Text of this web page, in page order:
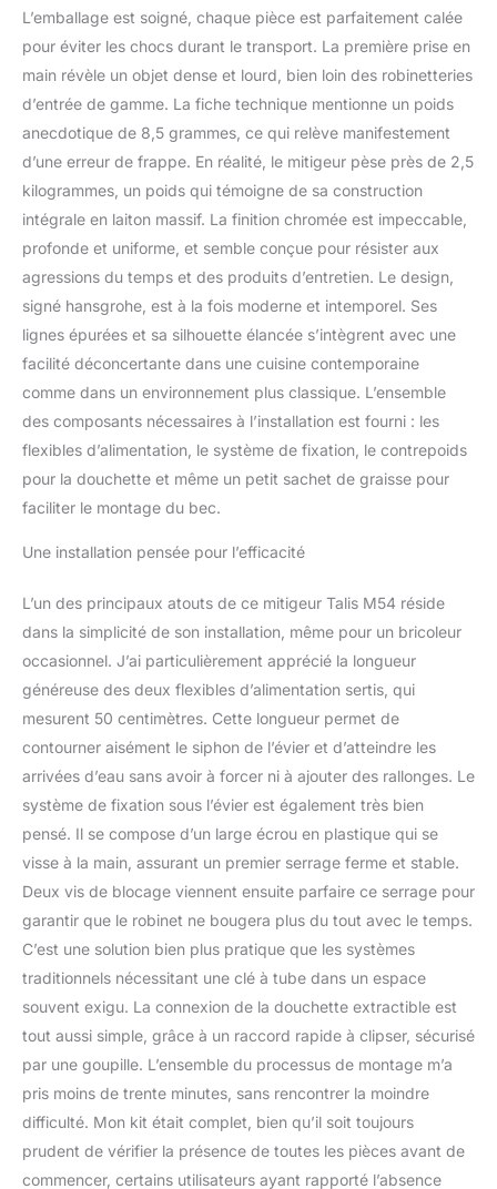
jusqu’à 7 l/mn sous 3
bars de pression, pour
remplir rapidement même
les grands fait-tout
Fixation magnétique :
toujours sous la main, la
douchette extractible se
fixe au milieu du bec du
mitigeur (hansgrohe
MagFit) Brillant : Sa
surface chromée brillante
et facile d’entretien
séduit par sa brillance
durable Nettoyage facile :
Le calcaire s’élimine sans
effort en essuyant le
mousseur du bec
(QuickClean)
L’emballage est soigné, chaque pièce est parfaitement calée
pour éviter les chocs durant le transport. La première prise en
main révèle un objet dense et lourd, bien loin des robinetteries
d’entrée de gamme. La fiche technique mentionne un poids
anecdotique de 8,5 grammes, ce qui relève manifestement
d’une erreur de frappe. En réalité, le mitigeur pèse près de 2,5
kilogrammes, un poids qui témoigne de sa construction
intégrale en laiton massif. La finition chromée est impeccable,
profonde et uniforme, et semble conçue pour résister aux
agressions du temps et des produits d’entretien. Le design,
signé hansgrohe, est à la fois moderne et intemporel. Ses
lignes épurées et sa silhouette élancée s’intègrent avec une
facilité déconcertante dans une cuisine contemporaine
comme dans un environnement plus classique. L’ensemble
des composants nécessaires à l’installation est fourni : les
flexibles d’alimentation, le système de fixation, le contrepoids
pour la douchette et même un petit sachet de graisse pour
faciliter le montage du bec.
Une installation pensée pour l’efficacité
L’un des principaux atouts de ce mitigeur Talis M54 réside
dans la simplicité de son installation, même pour un bricoleur
occasionnel. J’ai particulièrement apprécié la longueur
généreuse des deux flexibles d’alimentation sertis, qui
mesurent 50 centimètres. Cette longueur permet de
contourner aisément le siphon de l’évier et d’atteindre les
arrivées d’eau sans avoir à forcer ni à ajouter des rallonges. Le
système de fixation sous l’évier est également très bien
pensé. Il se compose d’un large écrou en plastique qui se
visse à la main, assurant un premier serrage ferme et stable.
Deux vis de blocage viennent ensuite parfaire ce serrage pour
garantir que le robinet ne bougera plus du tout avec le temps.
C’est une solution bien plus pratique que les systèmes
traditionnels nécessitant une clé à tube dans un espace
souvent exigu. La connexion de la douchette extractible est
tout aussi simple, grâce à un raccord rapide à clipser, sécurisé
par une goupille. L’ensemble du processus de montage m’a
pris moins de trente minutes, sans rencontrer la moindre
difficulté. Mon kit était complet, bien qu’il soit toujours
prudent de vérifier la présence de toutes les pièces avant de
commencer, certains utilisateurs ayant rapporté l’absence